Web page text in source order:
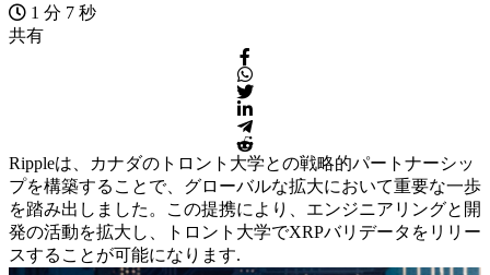
1 分 7 秒
共有
Rippleは、カナダのトロント大学との戦略的パートナーシッ
プを構築することで、グローバルな拡大において重要な一歩
を踏み出しました。この提携により、エンジニアリングと開
発の活動を拡大し、トロント大学でXRPバリデータをリリー
スすることが可能になります.